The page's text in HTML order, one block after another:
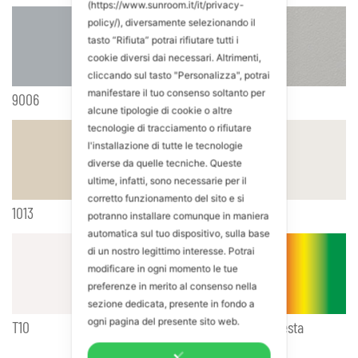
9006 7035
1013 9016
T10 Colorazioni a richiesta
(https://www.sunroom.it/it/privacy-
policy/), diversamente selezionando il
tasto “Rifiuta” potrai rifiutare tutti i
cookie diversi dai necessari. Altrimenti,
cliccando sul tasto "Personalizza", potrai
manifestare il tuo consenso soltanto per
alcune tipologie di cookie o altre
tecnologie di tracciamento o rifiutare
l'installazione di tutte le tecnologie
diverse da quelle tecniche. Queste
ultime, infatti, sono necessarie per il
corretto funzionamento del sito e si
potranno installare comunque in maniera
automatica sul tuo dispositivo, sulla base
di un nostro legittimo interesse. Potrai
modificare in ogni momento le tue
preferenze in merito al consenso nella
sezione dedicata, presente in fondo a
ogni pagina del presente sito web.